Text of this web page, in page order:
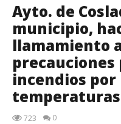
Ayto. de
municipio,
llamamiento
incendios por
723 0